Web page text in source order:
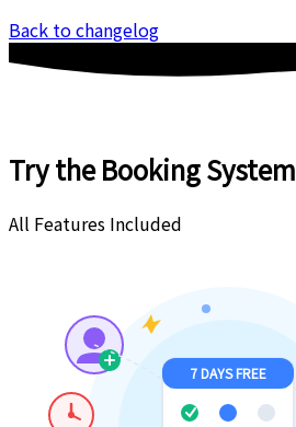
Back to changelog
Try the Booking System
All Features Included
7 DAYS FREE